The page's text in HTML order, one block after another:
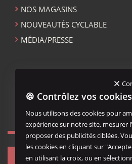
NOS MAGASINS
NOUVEAUTÉS CYCLABLE
MÉDIA/PRESSE
MENTIONS LÉGALES
NOUS REJOINDRE...
🍪 Contrôlez vos cookies
Nous utilisons des cookies pour
expérience sur notre site, mesurer
proposer des publicités ciblées.
les cookies en cliquant sur
en utilisant la croix, ou en